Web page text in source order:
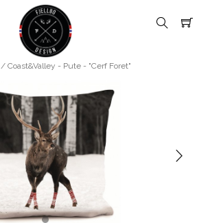
/ Coast&Valley - Pute - "Cerf Foret"